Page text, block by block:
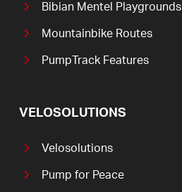
Bibian Mentel Playgrounds
Mountainbike Routes
PumpTrack Features
VELOSOLUTIONS
Velosolutions
Pump for Peace